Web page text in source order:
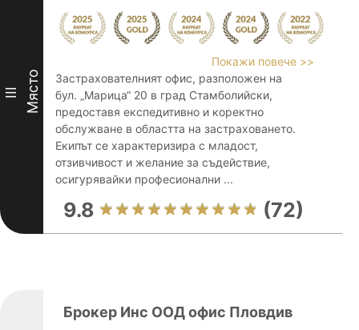
III Място
Покажи повече >>
Застрахователният офис, разположен на
бул. „Марица“ 20 в град Стамболийски,
предоставя експедитивно и коректно
обслужване в областта на застраховането.
Екипът се характеризира с младост,
отзивчивост и желание за съдействие,
осигурявайки професионални ...
9.8 (72)
Брокер Инс ООД офис Пловдив